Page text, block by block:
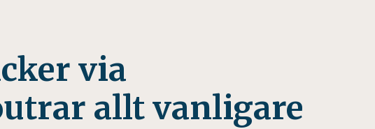
via
allt vanligare